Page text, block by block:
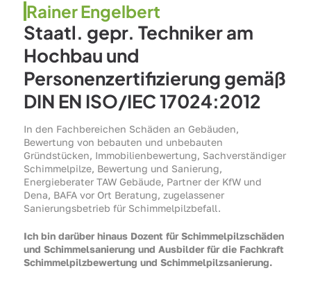
Rainer Engelbert
Staatl. gepr. Techniker am
Hochbau und
Personenzertifizierung gemäß
DIN EN ISO/IEC 17024:2012
In den Fachbereichen Schäden an Gebäuden,
Bewertung von bebauten und unbebauten
Gründstücken, Immobilienbewertung, Sachverständiger
Schimmelpilze, Bewertung und Sanierung,
Energieberater TAW Gebäude, Partner der KfW und
Dena, BAFA vor Ort Beratung, zugelassener
Sanierungsbetrieb für Schimmelpilzbefall.
Ich bin darüber hinaus Dozent für Schimmelpilzschäden
und Schimmelsanierung und Ausbilder für die Fachkraft
Schimmelpilzbewertung und Schimmelpilzsanierung.